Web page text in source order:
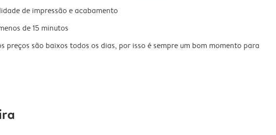
de impressão e acabamento
de 15 minutos
preços são baixos todos os dias, por isso é sempre um bom momento para